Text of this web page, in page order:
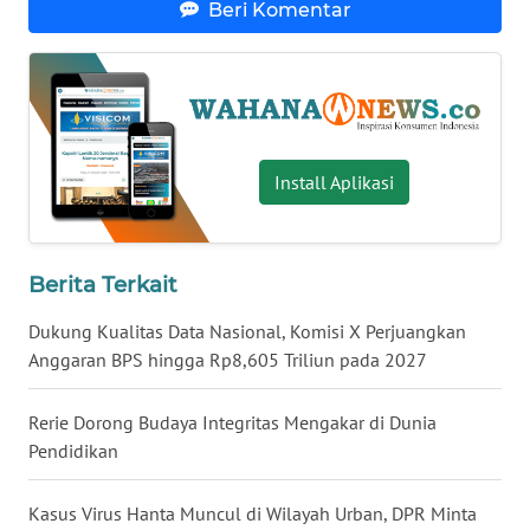
Beri Komentar
Install Aplikasi
Berita Terkait
Dukung Kualitas Data Nasional, Komisi X Perjuangkan
Anggaran BPS hingga Rp8,605 Triliun pada 2027
Rerie Dorong Budaya Integritas Mengakar di Dunia
Pendidikan
Kasus Virus Hanta Muncul di Wilayah Urban, DPR Minta
WN
BABEL
WN
SUMBAR
WN
WN
BENGKULU
WN